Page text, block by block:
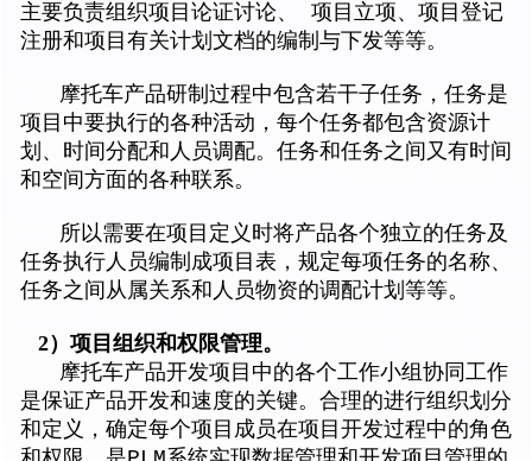
主要负责组织项目论证讨论、 项目立项、项目登记
注册和项目有关计划文档的编制与下发等等。
摩托车产品研制过程中包含若干子任务，任务是
项目中要执行的各种活动，每个任务都包含资源计
划、时间分配和人员调配。任务和任务之间又有时间
和空间方面的各种联系。
所以需要在项目定义时将产品各个独立的任务及
任务执行人员编制成项目表，规定每项任务的名称、
任务之间从属关系和人员物资的调配计划等等。
2）项目组织和权限管理。
摩托车产品开发项目中的各个工作小组协同工作
是保证产品开发和速度的关键。合理的进行组织划分
和定义，确定每个项目成员在项目开发过程中的角色